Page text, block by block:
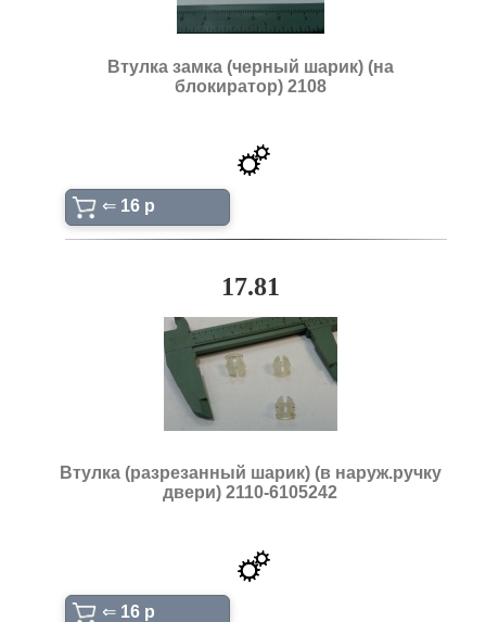
Втулка замка (черный шарик) (на
блокиратор) 2108
⇐ 16 p
17.81
Втулка (разрезанный шарик) (в наруж.ручку
двери) 2110-6105242
⇐ 16 p